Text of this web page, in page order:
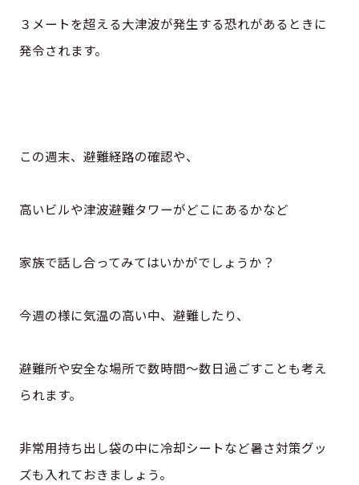
３メートを超える大津波が発生する恐れがあるときに
発令されます。
この週末、避難経路の確認や、
高いビルや津波避難タワーがどこにあるかなど
家族で話し合ってみてはいかがでしょうか？
今週の様に気温の高い中、避難したり、
避難所や安全な場所で数時間～数日過ごすことも考え
られます。
非常用持ち出し袋の中に冷却シートなど暑さ対策グッ
ズも入れておきましょう。